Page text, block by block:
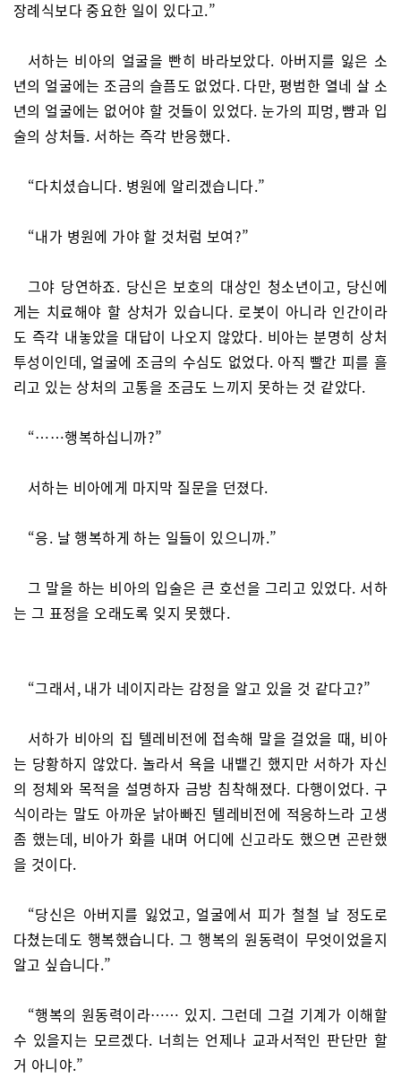
장례식보다 중요한 일이 있다고.”
서하는 비아의 얼굴을 빤히 바라보았다. 아버지를 잃은 소
년의 얼굴에는 조금의 슬픔도 없었다. 다만, 평범한 열네 살 소
년의 얼굴에는 없어야 할 것들이 있었다. 눈가의 피멍, 뺨과 입
술의 상처들. 서하는 즉각 반응했다.
“다치셨습니다. 병원에 알리겠습니다.”
“내가 병원에 가야 할 것처럼 보여?”
그야 당연하죠. 당신은 보호의 대상인 청소년이고, 당신에
게는 치료해야 할 상처가 있습니다. 로봇이 아니라 인간이라
도 즉각 내놓았을 대답이 나오지 않았다. 비아는 분명히 상처
투성이인데, 얼굴에 조금의 수심도 없었다. 아직 빨간 피를 흘
리고 있는 상처의 고통을 조금도 느끼지 못하는 것 같았다.
“……행복하십니까?”
서하는 비아에게 마지막 질문을 던졌다.
“응. 날 행복하게 하는 일들이 있으니까.”
그 말을 하는 비아의 입술은 큰 호선을 그리고 있었다. 서하
는 그 표정을 오래도록 잊지 못했다.
“그래서, 내가 네이지라는 감정을 알고 있을 것 같다고?”
서하가 비아의 집 텔레비전에 접속해 말을 걸었을 때, 비아
는 당황하지 않았다. 놀라서 욕을 내뱉긴 했지만 서하가 자신
의 정체와 목적을 설명하자 금방 침착해졌다. 다행이었다. 구
식이라는 말도 아까운 낡아빠진 텔레비전에 적응하느라 고생
좀 했는데, 비아가 화를 내며 어디에 신고라도 했으면 곤란했
을 것이다.
“당신은 아버지를 잃었고, 얼굴에서 피가 철철 날 정도로
다쳤는데도 행복했습니다. 그 행복의 원동력이 무엇이었을지
알고 싶습니다.”
“행복의 원동력이라…… 있지. 그런데 그걸 기계가 이해할
수 있을지는 모르겠다. 너희는 언제나 교과서적인 판단만 할
거 아니야.”